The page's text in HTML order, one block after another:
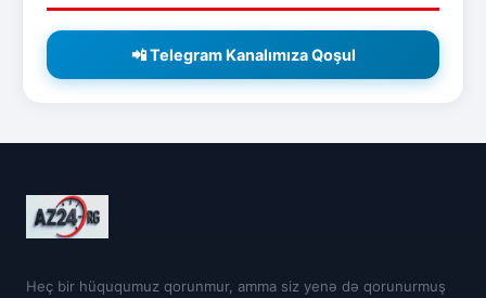
📲 Telegram Kanalımıza Qoşul
Heç bir hüququmuz qorunmur, amma siz yenə də qorunurmuş